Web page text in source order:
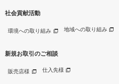
社会貢献活動
環境への取り組み 地域への取り組み
新規お取引のご相談
販売店様 仕入先様